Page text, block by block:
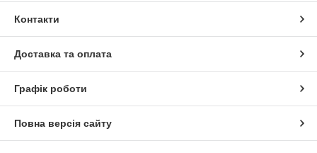
Контакти
Доставка та оплата
Графік роботи
Повна версія сайту